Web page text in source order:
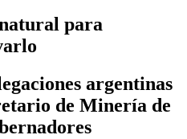
para
argentinas
de Minería de